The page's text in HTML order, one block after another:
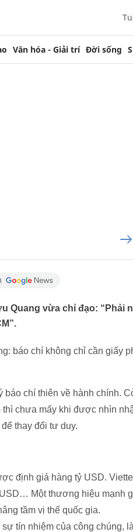
Văn hóa - Giải trí Đời sống
Quang vừa chỉ đạo: “Phải
báo chí không chỉ cần giấy
báo chí thiên về hành chính.
chưa mấy khi được nhìn
thay đổi tư duy.
định giá hàng tỷ USD.
Một thương hiệu mạnh
tầm vị thế quốc gia.
tín nhiệm của công chúng,